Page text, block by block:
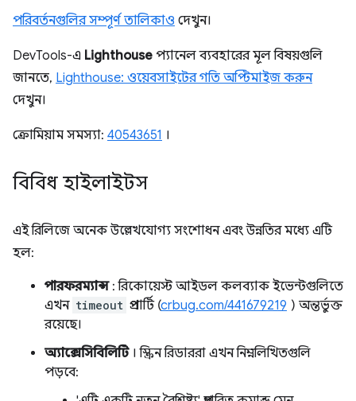
পরিবর্তনগুলির সম্পূর্ণ তালিকাও দেখুন।
DevTools-এ Lighthouse প্যানেল ব্যবহারের মূল বিষয়গুলি
জানতে, Lighthouse: ওয়েবসাইটের গতি অপ্টিমাইজ করুন
দেখুন।
ক্রোমিয়াম সমস্যা: 40543651 ।
বিবিধ হাইলাইটস
এই রিলিজে অনেক উল্লেখযোগ্য সংশোধন এবং উন্নতির মধ্যে এটি
হল:
পারফরম্যান্স: রিকোয়েস্ট আইডল কলব্যাক ইভেন্টগুলিতে
এখন timeout প্রপার্টি (crbug.com/441679219 ) অন্তর্ভুক্ত
রয়েছে।
অ্যাক্সেসিবিলিটি। স্ক্রিন রিডাররা এখন নিম্নলিখিতগুলি
পড়বে: